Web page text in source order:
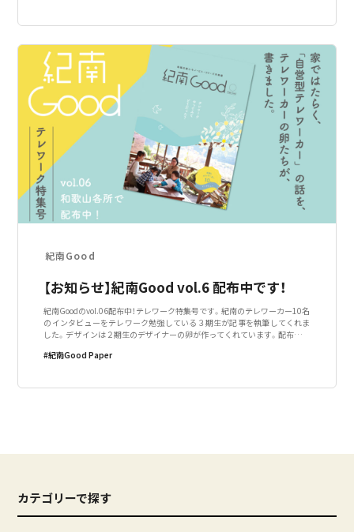
紀南Good
【お知らせ】紀南Good vol.6 配布中です！
紀南Goodのvol.06配布中！テレワーク特集号です。紀南のテレワーカー10名
のインタビューをテレワーク勉強している３期生が記事を執筆してくれま
した。デザインは２期生のデザイナーの卵が作ってくれています。配布にご
います！＜紀南＞（
紀南Good Paper
カテゴリーで探す